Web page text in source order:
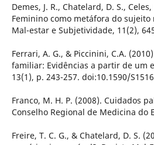
Demes, J. R., Chatelard, D. S.,
Feminino como metáfora do sujeito
Mal-estar e Subjetividade, 11(2),
Ferrari, A. G., & Piccinini, C.A.
familiar: Evidências a partir de um
13(1), p. 243-257. doi:10.1590/
Franco, M. H. P. (2008). Cuidados
Conselho Regional de Medicina do
Freire, T. C. G., & Chatelard, D. S.